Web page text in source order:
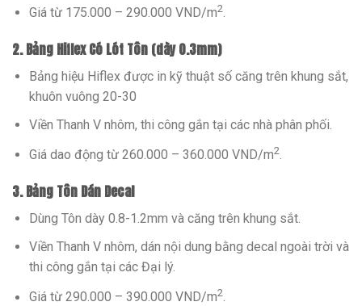
Giá từ 175.000 – 290.000 VND/m2.
2. Bảng Hiflex Có Lót Tôn (dày 0.3mm)
Bảng hiệu Hiflex được in kỹ thuật số căng trên khung sắt,
khuôn vuông 20-30
Viền Thanh V nhôm, thi công gắn tại các nhà phân phối.
Giá dao động từ 260.000 – 360.000 VND/m2.
3. Bảng Tôn Dán Decal
Dùng Tôn dày 0.8-1.2mm và căng trên khung sắt.
Viền Thanh V nhôm, dán nội dung bằng decal ngoài trời và
thi công gắn tại các Đại lý.
Giá từ 290.000 – 390.000 VND/m2.